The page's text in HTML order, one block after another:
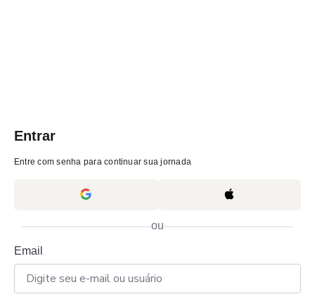
Entrar
Entre com senha para continuar sua jornada
ou
Email